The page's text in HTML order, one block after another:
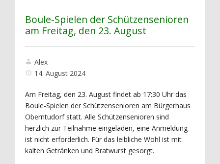
Boule-Spielen der Schützensenioren
am Freitag, den 23. August
Alex
14. August 2024
Am Freitag, den 23. August findet ab 17:30 Uhr das
Boule-Spielen der Schützensenioren am Bürgerhaus
Oberntudorf statt. Alle Schützensenioren sind
herzlich zur Teilnahme eingeladen, eine Anmeldung
ist nicht erforderlich. Für das leibliche Wohl ist mit
kalten Getränken und Bratwurst gesorgt.